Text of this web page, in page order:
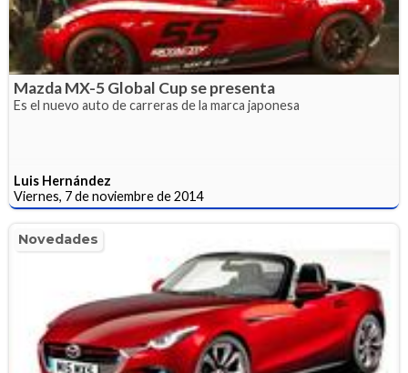
Mazda MX-5 Global Cup se presenta
Es el nuevo auto de carreras de la marca japonesa
Luis Hernández
Viernes, 7 de noviembre de 2014
Novedades